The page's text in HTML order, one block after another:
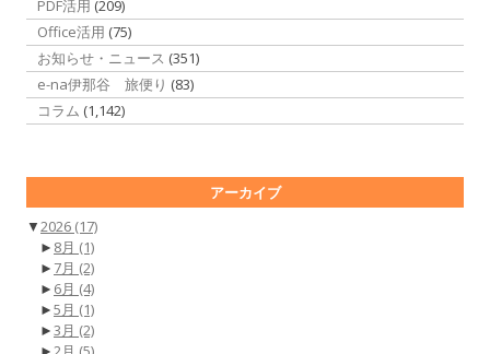
PDF活用 (209)
Office活用 (75)
お知らせ・ニュース (351)
e-na伊那谷 旅便り (83)
コラム (1,142)
アーカイブ
▼2026 (17)
► 8月 (1)
► 7月 (2)
► 6月 (4)
►5月 (1)
►3月 (2)